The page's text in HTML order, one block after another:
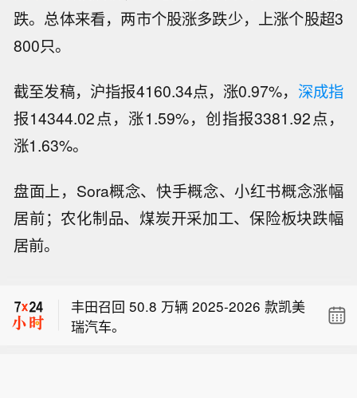
跌。总体来看，两市个股涨多跌少，上涨个股超3
800只。
截至发稿，沪指报4160.34点，涨0.97%， 深成指
报14344.02点，涨1.59%，创指报3381.92点，
涨1.63%。
盘面上，Sora概念、快手概念、小红书概念涨幅
居前；农化制品、煤炭开采加工、保险板块跌幅
居前。
而非一整年。
丰田召回 50.8 万辆 2025‑2026 款凯美
瑞汽车。